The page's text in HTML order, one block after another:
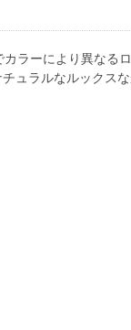
ラーにより異なる
ュラルなルックス